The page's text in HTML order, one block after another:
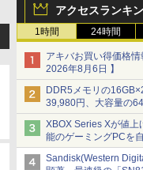
アクセスランキ
1時間 24時間
アキバお買い得価格情
2026年8月6日 】
DDR5メモリの
39,980円、大容量の
[8月前半のメモリ価
XBOX Series Xが値上
能のゲーミングPCを
【石田賀津男の『酒
Sandisk(Western